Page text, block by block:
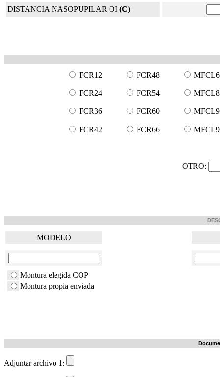
DISTANCIA NASOPUPILAR OI (C)
FCR12 FCR48
FCR24 FCR54
FCR36 FCR60
FCR42 FCR66
OTRO:
MODELO
Montura elegida COP
Montura propia enviada
Adjuntar archivo 1: